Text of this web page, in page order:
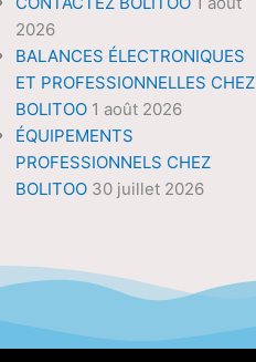
2026
BALANCES ÉLECTRONIQUES
ET PROFESSIONNELLES CHEZ
BOLITOO 1 août 2026
ÉQUIPEMENTS
PROFESSIONNELS CHEZ
BOLITOO 30 juillet 2026